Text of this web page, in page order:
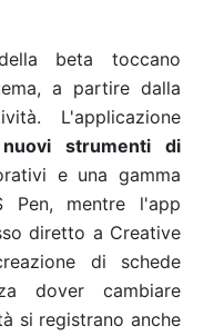
beta toccano
a partire dalla
L'applicazione
nuovi strumenti di
e una gamma
mentre l'app
diretto a Creative
di schede
dover cambiare
si registrano anche